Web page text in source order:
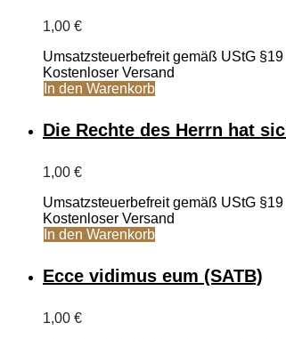
1,00 €
Umsatzsteuerbefreit gemäß UStG §19
Kostenloser Versand
In den Warenkorb
Die Rechte des Herrn hat
1,00 €
Umsatzsteuerbefreit gemäß UStG §19
Kostenloser Versand
In den Warenkorb
Ecce vidimus eum (SATB)
1,00 €